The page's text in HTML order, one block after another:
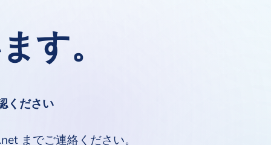
す。
ください
までご連絡ください。